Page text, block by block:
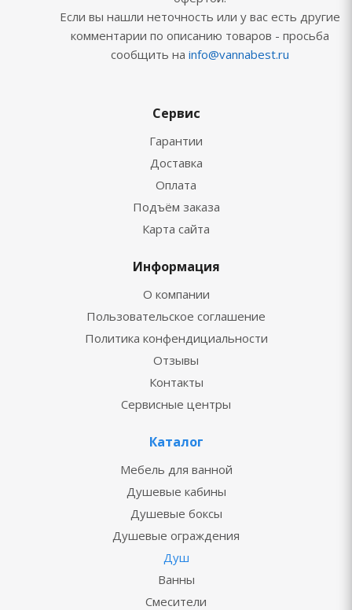
Если вы нашли неточность или у вас есть другие
комментарии по описанию товаров - просьба
сообщить на info@vannabest.ru
Сервис
Гарантии
Доставка
Оплата
Подъём заказа
Карта сайта
Информация
О компании
Пользовательское соглашение
Политика конфендициальности
Отзывы
Контакты
Сервисные центры
Каталог
Мебель для ванной
Душевые кабины
Душевые боксы
Душевые ограждения
Душ
Ванны
Смесители